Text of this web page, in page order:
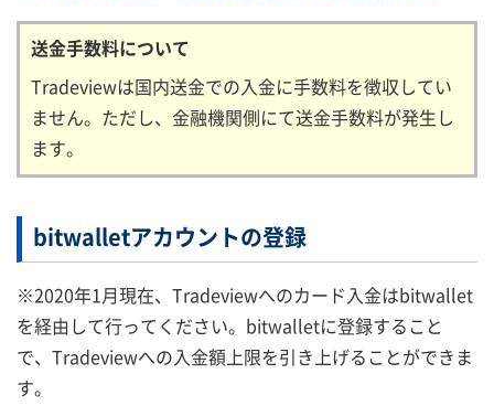
送金手数料について
Tradeviewは国内送金での入金に手数料を徴収してい
ません。ただし、金融機関側にて送金手数料が発生し
ます。
bitwalletアカウントの登録
※2020年1月現在、Tradeviewへのカード入金はbitwallet
を経由して行ってください。bitwalletに登録すること
で、Tradeviewへの入金額上限を引き上げることができま
す。